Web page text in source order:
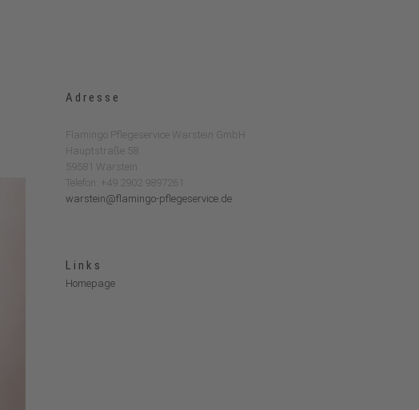
Adresse
Flamingo Pflegeservice Warstein GmbH
Hauptstraße 58
59581 Warstein
Telefon: +49 2902 9897261
warstein@flamingo-pflegeservice.de
Links
Homepage